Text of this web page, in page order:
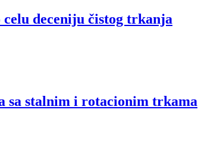
deceniju čistog trkanja
sa stalnim i rotacionim trkama